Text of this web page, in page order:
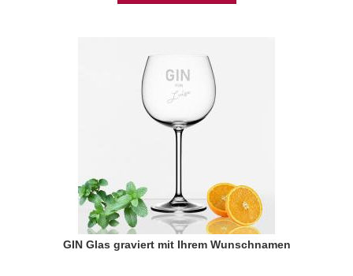
GIN Glas graviert mit Ihrem Wunschnamen